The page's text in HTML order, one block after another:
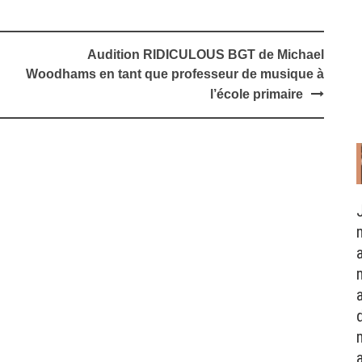
Audition RIDICULOUS BGT de Michael
Woodhams en tant que professeur de musique à
l’école primaire